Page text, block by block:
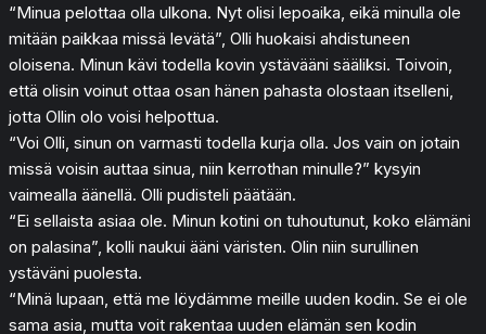
“Minua pelottaa olla ulkona. Nyt olisi lepoaika, eikä minulla ole
mitään paikkaa missä levätä”, Olli huokaisi ahdistuneen
oloisena. Minun kävi todella kovin ystävääni sääliksi. Toivoin,
että olisin voinut ottaa osan hänen pahasta olostaan itselleni,
jotta Ollin olo voisi helpottua.
“Voi Olli, sinun on varmasti todella kurja olla. Jos vain on jotain
missä voisin auttaa sinua, niin kerrothan minulle?” kysyin
vaimealla äänellä. Olli pudisteli päätään.
“Ei sellaista asiaa ole. Minun kotini on tuhoutunut, koko elämäni
on palasina”, kolli naukui ääni väristen. Olin niin surullinen
ystäväni puolesta.
“Minä lupaan, että me löydämme meille uuden kodin. Se ei ole
sama asia, mutta voit rakentaa uuden elämän sen kodin